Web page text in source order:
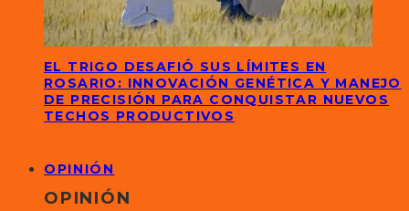
EL TRIGO DESAFIÓ SUS LÍMITES EN
ROSARIO: INNOVACIÓN GENÉTICA Y MANEJO
DE PRECISIÓN PARA CONQUISTAR NUEVOS
TECHOS PRODUCTIVOS
OPINIÓN
OPINIÓN